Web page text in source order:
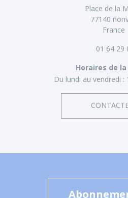
Place de la
77140
France
01 64 29
Horaires de
Du lundi au vendredi :